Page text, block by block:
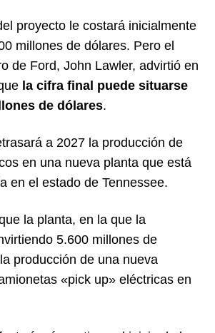
proyecto le costará inicialmente
millones de dólares. Pero el
de Ford, John Lawler, advirtió en
la cifra final puede situarse
de dólares.
a 2027 la producción de
en una nueva planta que está
en el estado de Tennessee.
la planta, en la que la
5.600 millones de
producción de una nueva
«pick up» eléctricas en